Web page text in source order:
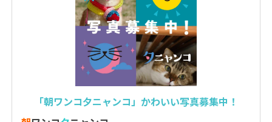
「朝ワンコ夕ニャンコ」かわいい写真募集中！